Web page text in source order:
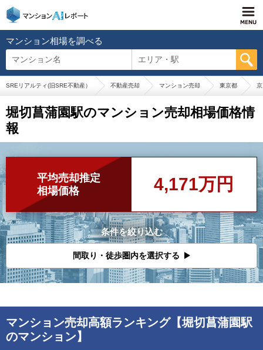
マンション相場を調べる
マンション名 エリア・駅
SREリアルティ(旧SRE不動産） 不動産売却 マンション売却 東京都
堀切菖蒲園駅のマンション売却相場価格情
報
平均売却推定
相場価格
4,171万円
条件を絞り込む
間取り・徒歩圏内を選択する
マンション売却高額ランキング【堀切菖蒲園駅
のマンション】